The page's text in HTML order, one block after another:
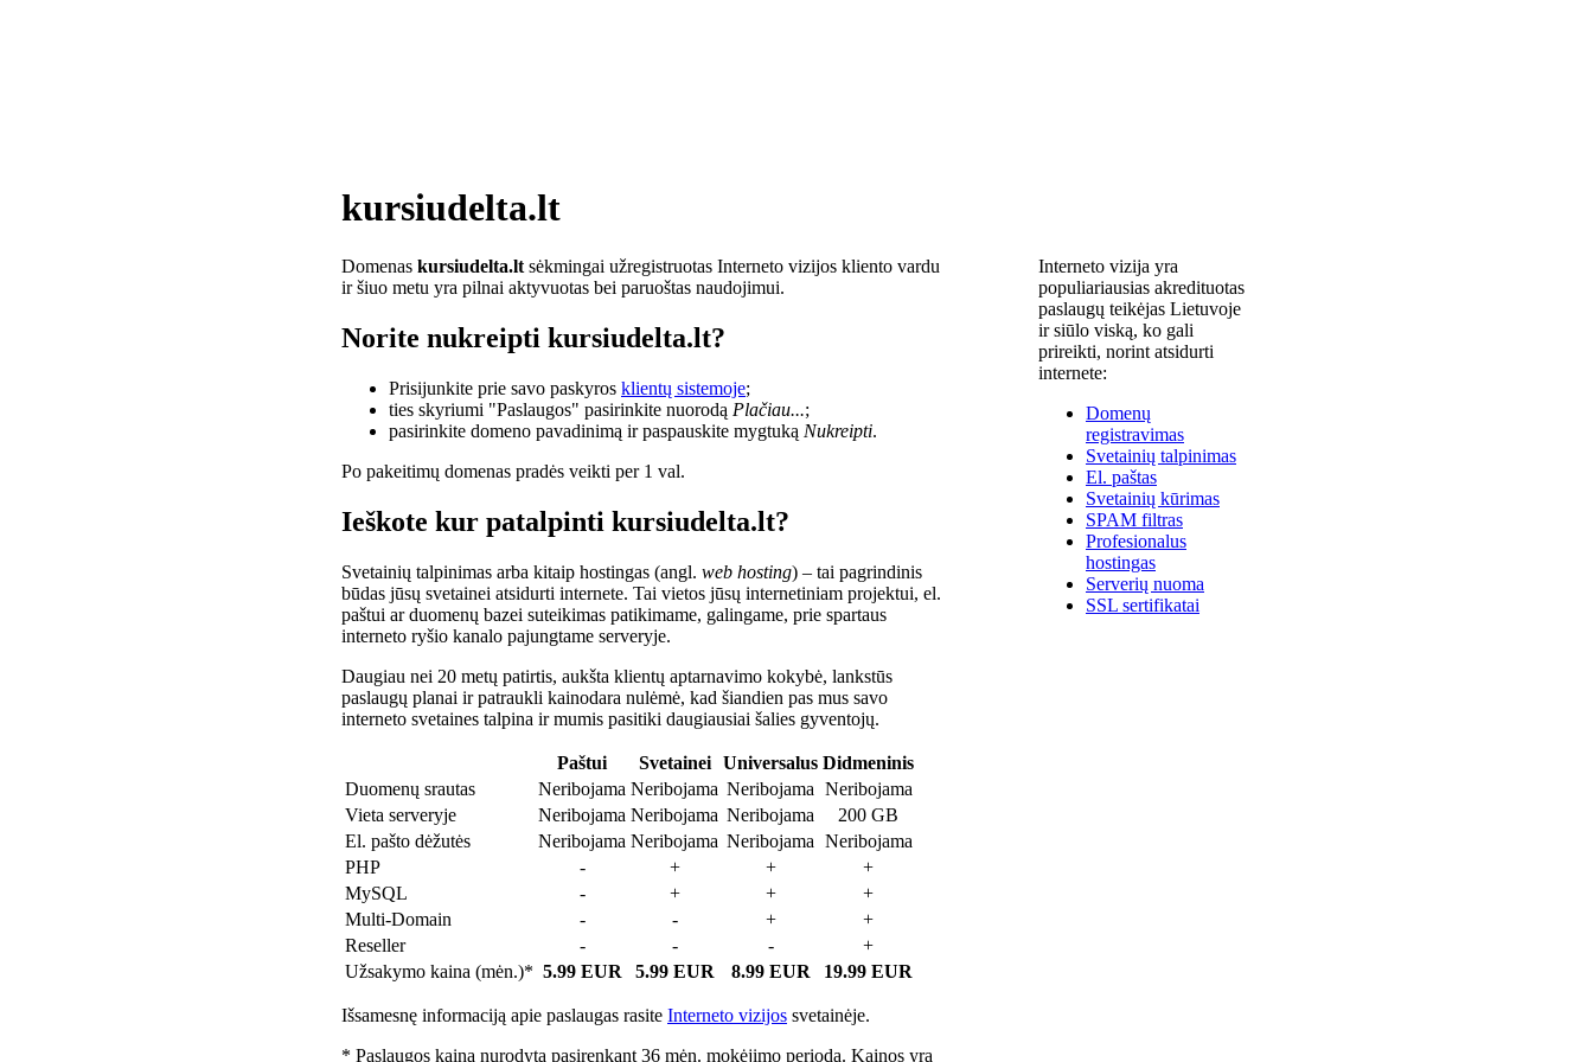
kursiudelta.lt
Domenas kursiudelta.lt sėkmingai užregistruotas Interneto vizijos kliento vardu
ir šiuo metu yra pilnai aktyvuotas bei paruoštas naudojimui.
Norite nukreipti kursiudelta.lt?
Prisijunkite prie savo paskyros klientų sistemoje;
ties skyriumi "Paslaugos" pasirinkite nuorodą Plačiau...;
pasirinkite domeno pavadinimą ir paspauskite mygtuką Nukreipti.
Po pakeitimų domenas pradės veikti per 1 val.
Ieškote kur patalpinti kursiudelta.lt?
Svetainių talpinimas arba kitaip hostingas (angl. web hosting) – tai pagrindinis
būdas jūsų svetainei atsidurti internete. Tai vietos jūsų internetiniam projektui, el.
paštui ar duomenų bazei suteikimas patikimame, galingame, prie spartaus
interneto ryšio kanalo pajungtame serveryje.
Daugiau nei 20 metų patirtis, aukšta klientų aptarnavimo kokybė, lankstūs
paslaugų planai ir patraukli kainodara nulėmė, kad šiandien pas mus savo
interneto svetaines talpina ir mumis pasitiki daugiausiai šalies gyventojų.
Paštui Svetainei Universalus Didmeninis
Duomenų srautas
Neribojama Neribojama Neribojama Neribojama
Vieta serveryje
Neribojama Neribojama Neribojama
200 GB
El. pašto dėžutės
Neribojama Neribojama Neribojama Neribojama
PHP
- + +
+
MySQL
- + +
+
Multi-Domain
- - +
+
Reseller
- - -
+
Užsakymo kaina (mėn.)* 5.99 EUR 5.99 EUR 8.99 EUR 19.99 EUR
Išsamesnę informaciją apie paslaugas rasite Interneto vizijos svetainėje.
* Paslaugos kaina nurodyta pasirenkant 36 mėn. mokėjimo periodą. Kainos yra
Interneto vizija yra
populiariausias akredituotas
paslaugų teikėjas Lietuvoje
ir siūlo viską, ko gali
prireikti, norint atsidurti
internete:
Domenų
registravimas
Svetainių talpinimas
El. paštas
Svetainių kūrimas
SPAM filtras
Profesionalus
hostingas
Serverių nuoma
SSL sertifikatai